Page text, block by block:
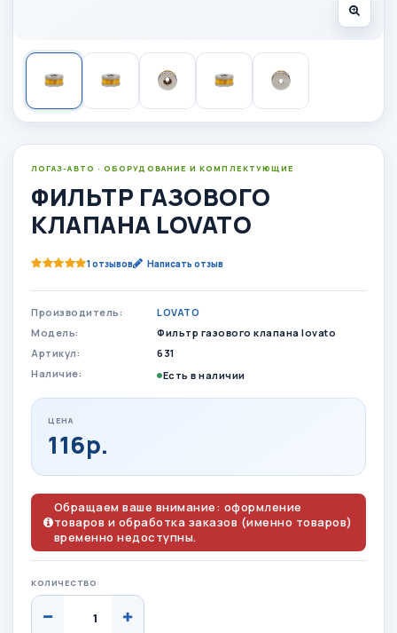
ЛОГАЗ-АВТО · ОБОРУДОВАНИЕ И КОМПЛЕКТУЮЩИЕ
ФИЛЬТР ГАЗОВОГО
КЛАПАНА LOVATO
1 отзывов Написать отзыв
Производитель:
LOVATO
Модель:
Фильтр газового клапана lovato
Артикул:
631
Наличие:
Есть в наличии
ЦЕНА
116р.
Обращаем ваше внимание: оформление
товаров и обработка заказов (именно товаров)
временно недоступны.
КОЛИЧЕСТВО